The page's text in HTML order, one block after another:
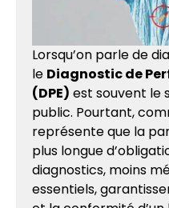
Lorsqu’on parle de
le Diagnostic de
(DPE) est souvent le
public. Pourtant,
représente que la
plus longue
diagnostics, moins
essentiels,